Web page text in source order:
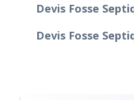
Devis Fosse
Devis Fosse